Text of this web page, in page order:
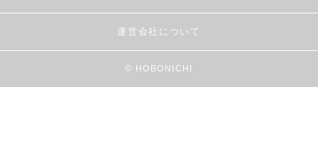
運営会社について
© HOBONICHI